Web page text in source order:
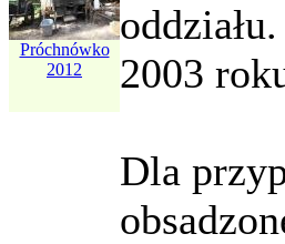
Fundacja
STWORZENIA
SMOLENIA
Próchnówko
2012
2003
Dla